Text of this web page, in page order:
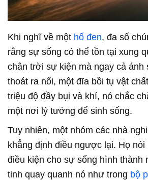
Khi nghĩ về một hố đen, đa số
rằng sự sống có thể tồn tại xung
chân trời sự kiện mà ngay cả ánh
thoát ra nổi, một đĩa bồi tụ vật
triệu độ đầy bụi và khí, nó chắc
một nơi lý tưởng để sinh sống.
Tuy nhiên, một nhóm các nhà
khẳng định điều ngược lại. Họ nói
điều kiện cho sự sống hình thành
tinh quay quanh nó như trong bộ